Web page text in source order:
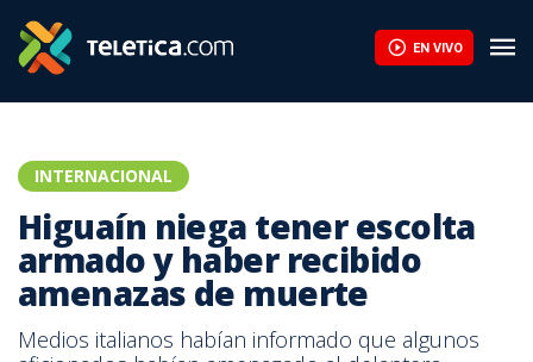
EN VIVO
INTERNACIONAL
Higuaín niega tener escolta
armado y haber recibido
amenazas de muerte
Medios italianos habían informado que algunos